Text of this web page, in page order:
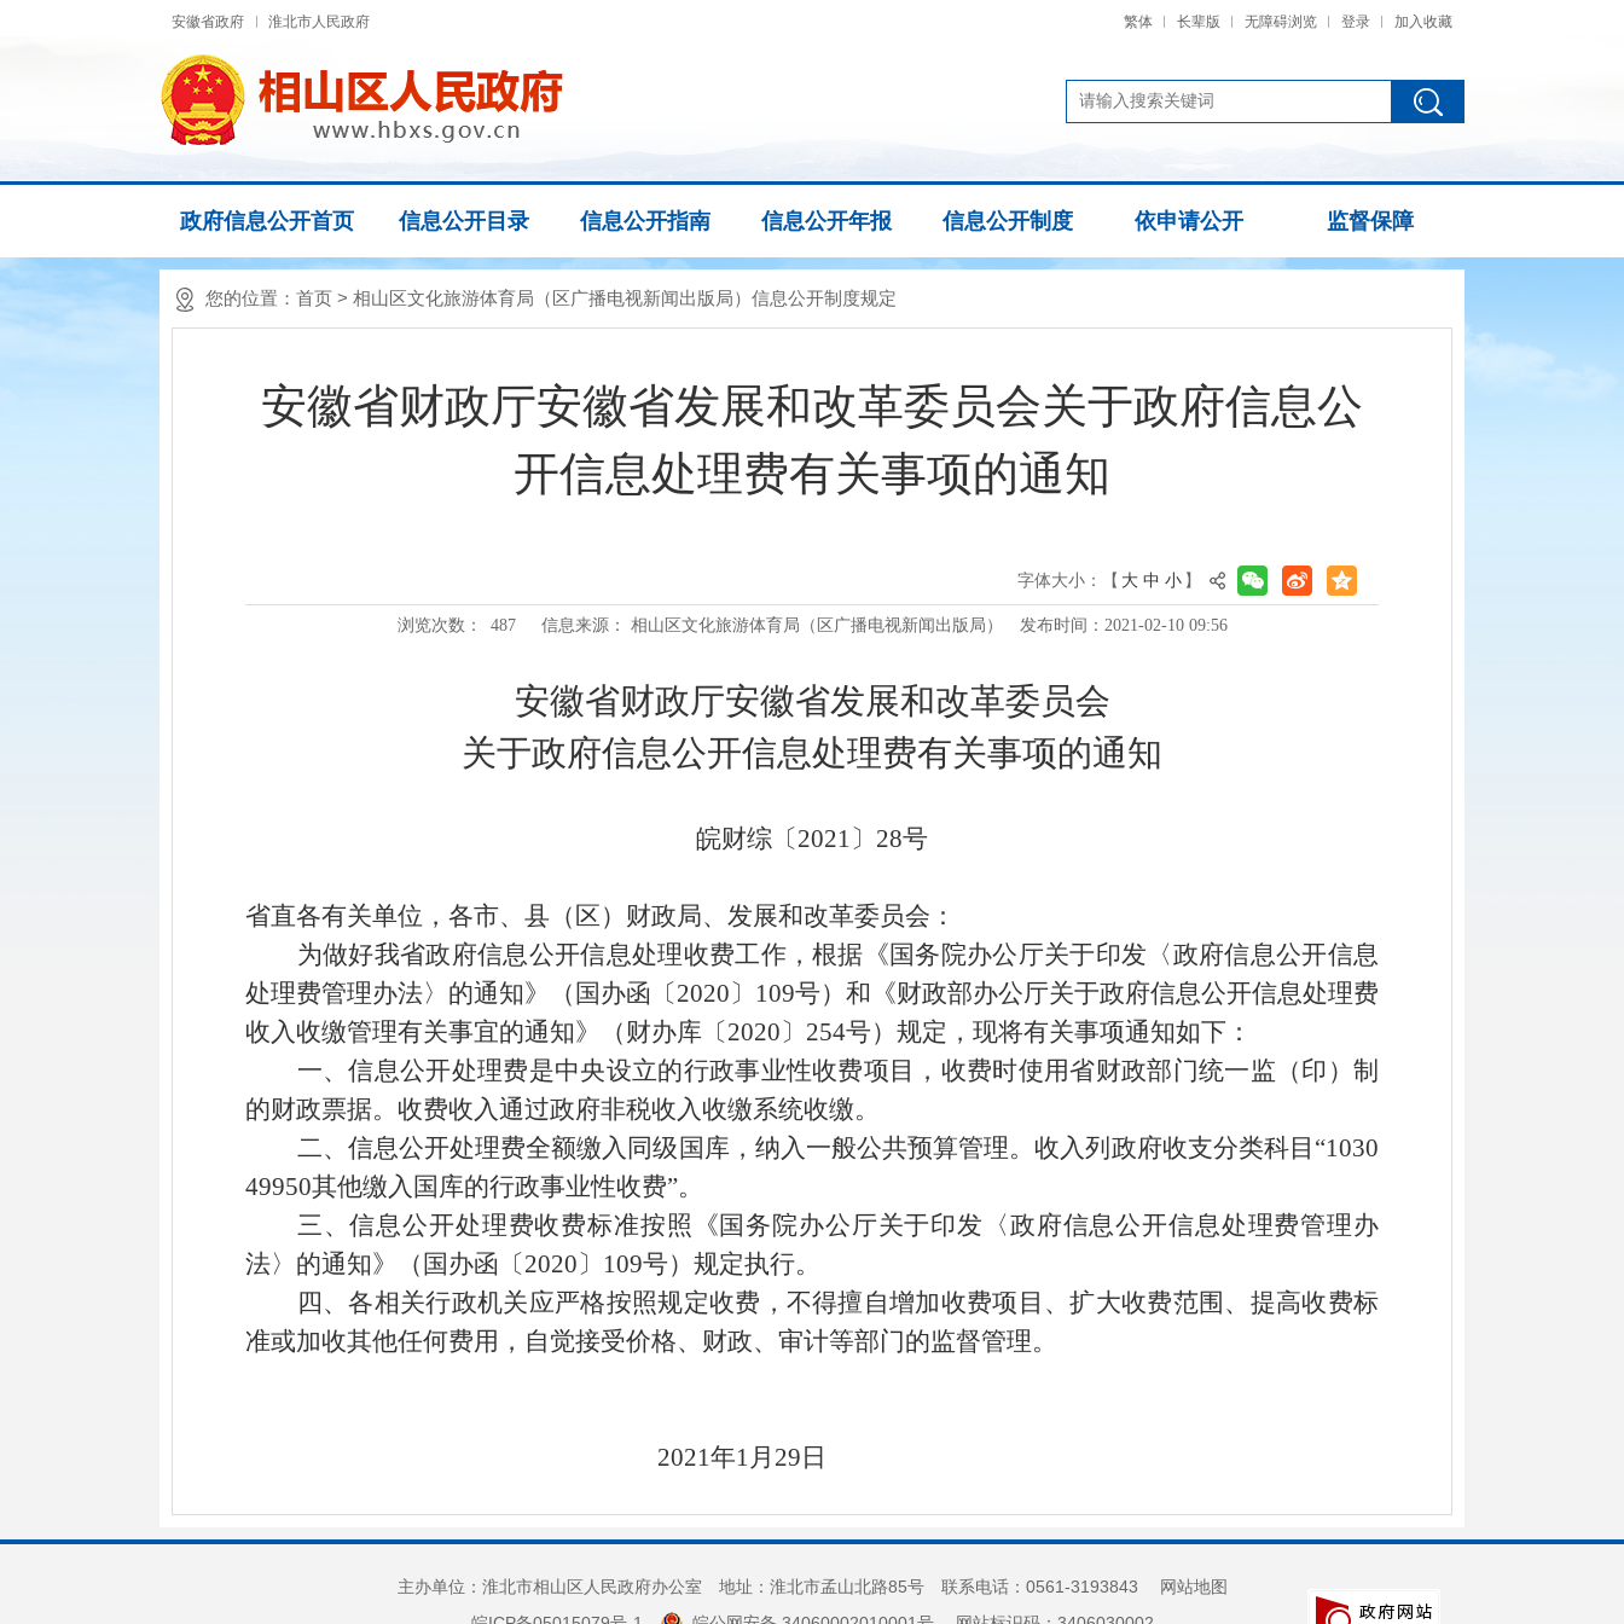
安徽省政府 淮北市人民政府 繁体 长辈版 无障碍浏览 登录 加入收藏
政府信息公开首页 信息公开目录 信息公开指南 信息公开年报 信息公开制度 依申请公开 监督保障
您的位置： 首页 > 相山区文化旅游体育局（区广播电视新闻出版局）信息公开制度规定
安徽省财政厅安徽省发展和改革委员会关于政府信息公
开信息处理费有关事项的通知
字体大小：【 大 中 小 】
浏览次数： 487 信息来源： 相山区文化旅游体育局（区广播电视新闻出版局） 发布时间：2021-02-10 09:56
安徽省财政厅安徽省发展和改革委员会
关于政府信息公开信息处理费有关事项的通知
皖财综〔2021〕28号
省直各有关单位，各市、县（区）财政局、发展和改革委员会：
为做好我省政府信息公开信息处理收费工作，根据《国务院办公厅关于印发〈政府信息公开信息
处理费管理办法〉的通知》（国办函〔2020〕109号）和《财政部办公厅关于政府信息公开信息处理费
收入收缴管理有关事宜的通知》（财办库〔2020〕254号）规定，现将有关事项通知如下：
一、信息公开处理费是中央设立的行政事业性收费项目，收费时使用省财政部门统一监（印）制
的财政票据。收费收入通过政府非税收入收缴系统收缴。
二、信息公开处理费全额缴入同级国库，纳入一般公共预算管理。收入列政府收支分类科目 “1030
49950其他缴入国库的行政事业性收费”。
三、信息公开处理费收费标准按照《国务院办公厅关于印发〈政府信息公开信息处理费管理办
法〉的通知》（国办函〔2020〕109号）规定执行。
四、各相关行政机关应严格按照规定收费，不得擅自增加收费项目、扩大收费范围、提高收费标
准或加收其他任何费用，自觉接受价格、财政、审计等部门的监督管理。
2021年1月29日
主办单位：淮北市相山区人民政府办公室 地址：淮北市孟山北路85号 联系电话：0561-3193843
网站地图